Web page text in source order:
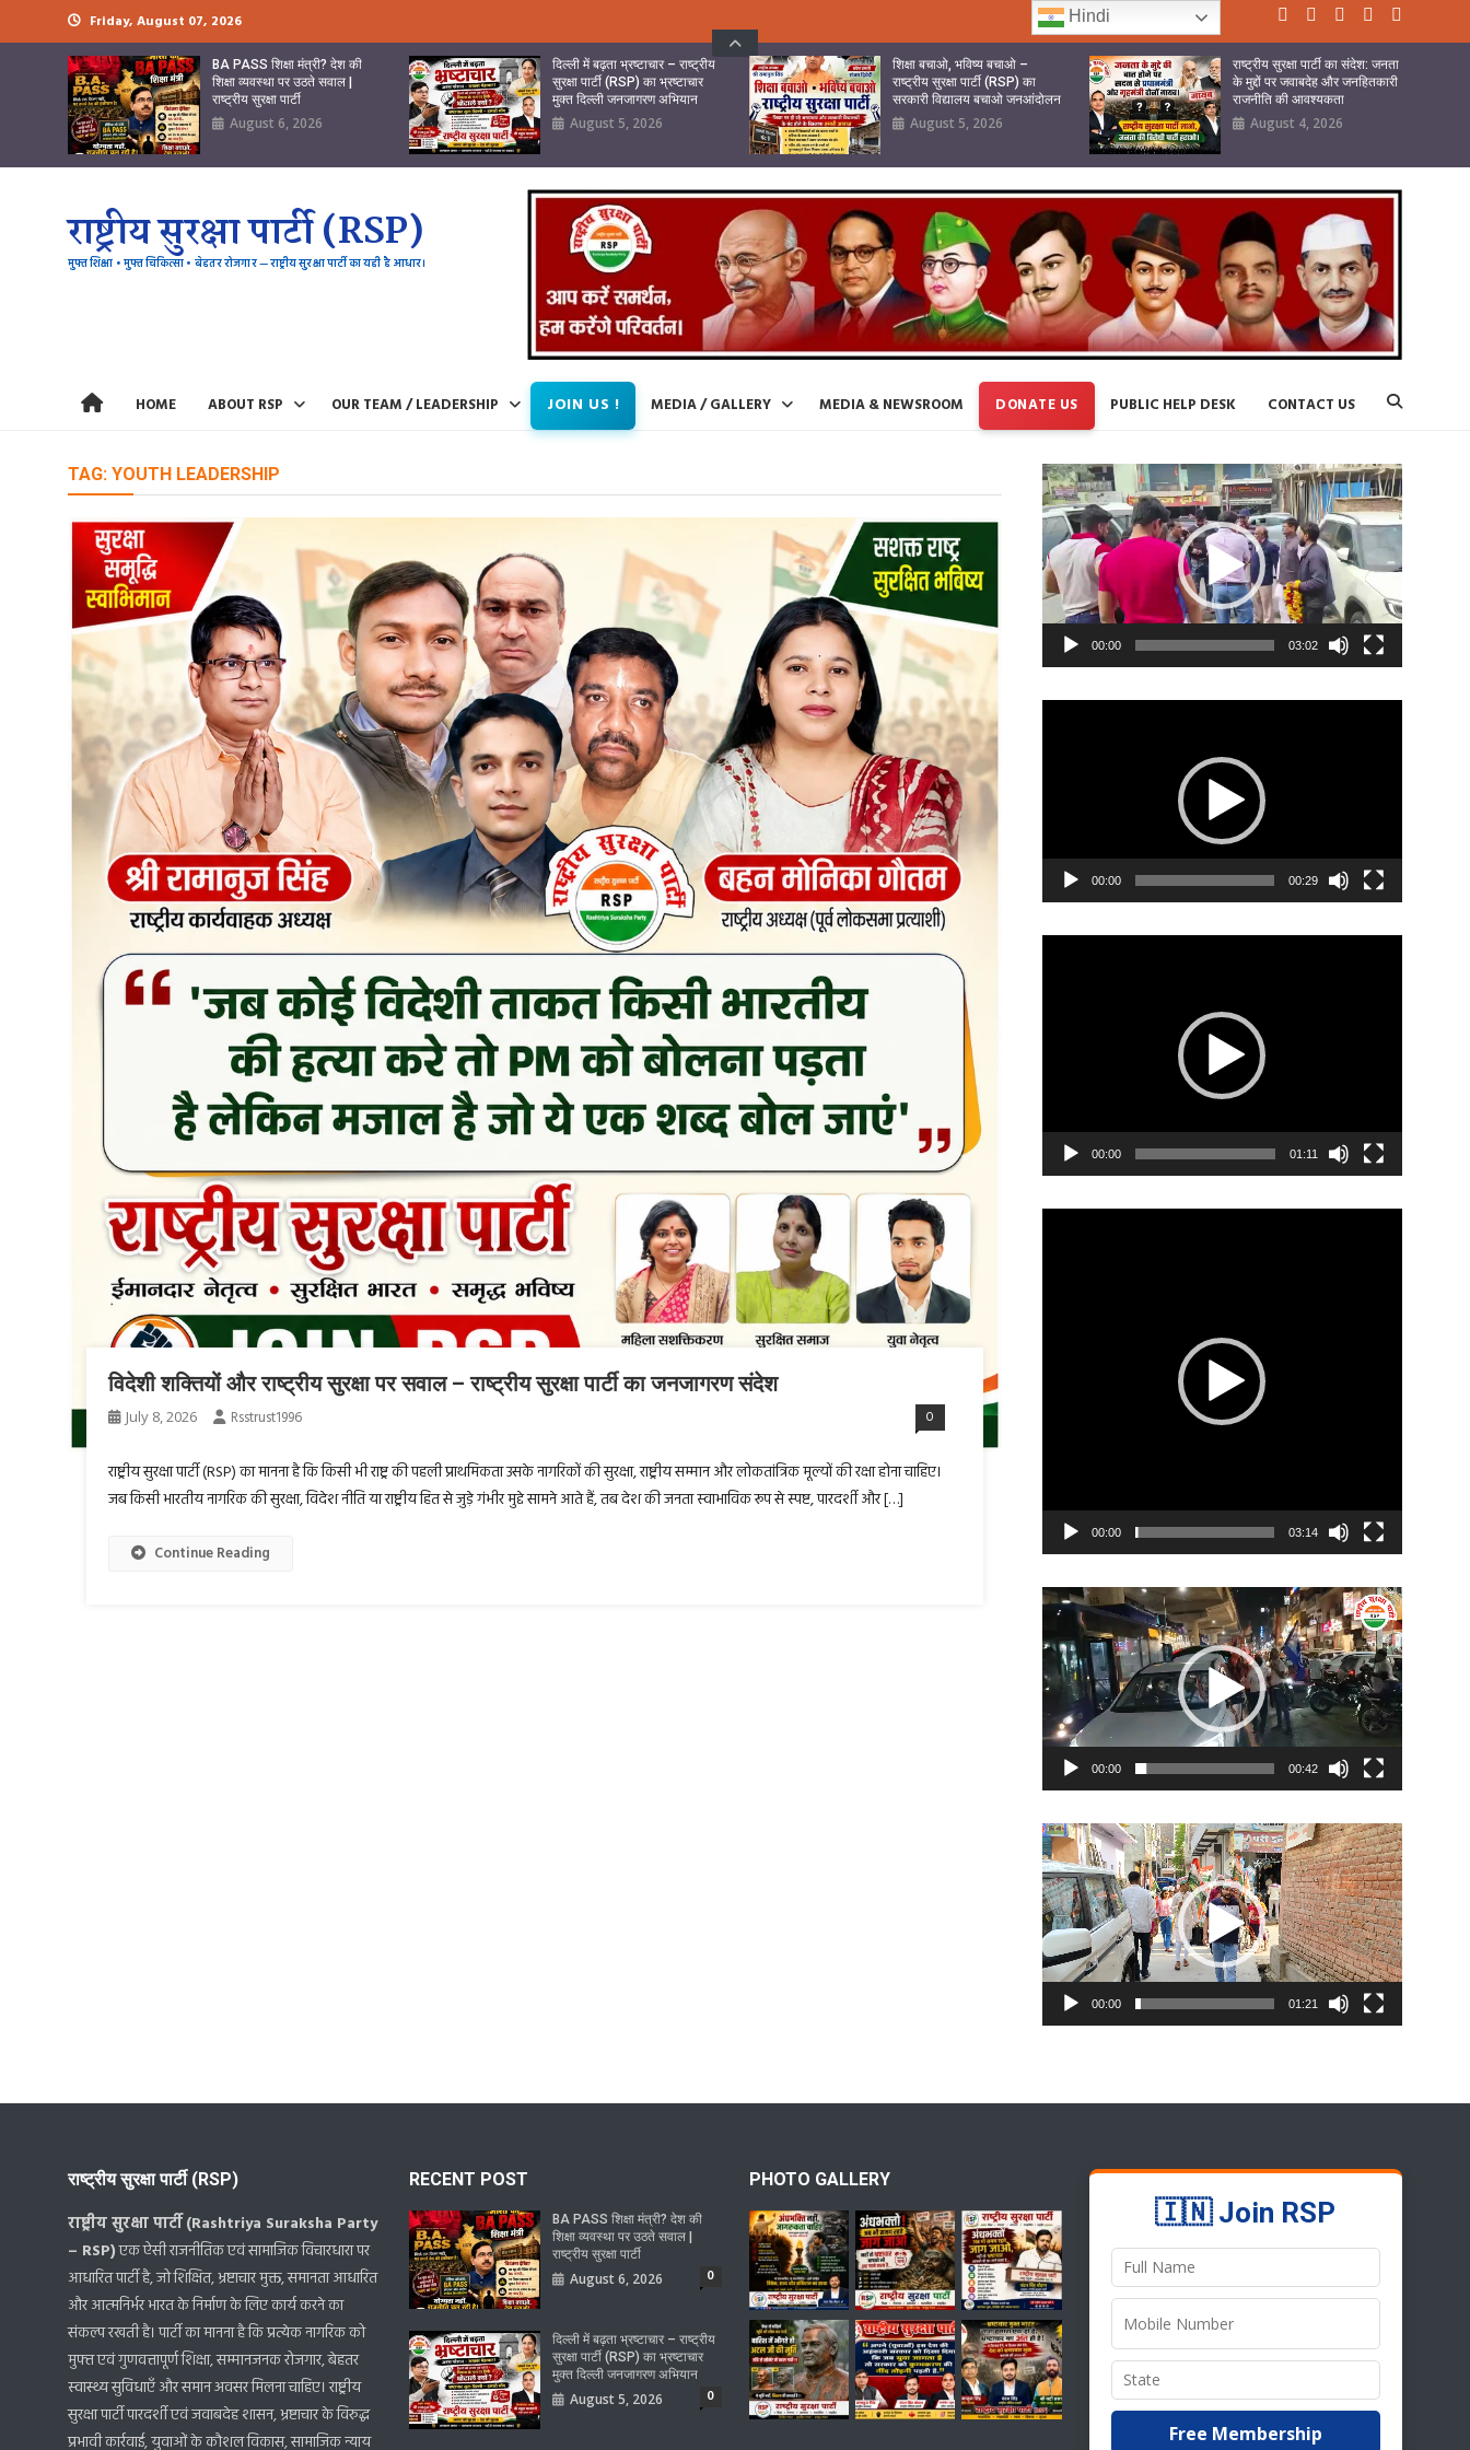
to
Friday, August 07, 2026
BA PASS शिक्षा मंत्री? देश की
शिक्षा व्यवस्था पर उठते सवाल |
राष्ट्रीय सुरक्षा पार्टी
August 6, 2026
दिल्ली में बढ़ता भ्रष्टाचार – राष्ट्रीय
सुरक्षा पार्टी (RSP) का भ्रष्टाचार
मुक्त दिल्ली जनजागरण अभियान
August 5, 2026
शिक्षा बचाओ, भविष्य बचाओ –
राष्ट्रीय सुरक्षा पार्टी (RSP) का
सरकारी विद्यालय बचाओ जनआंदोलन
August 5, 2026
राष्ट्रीय सुरक्षा पार्टी का संदेश: जनता
के मुद्दों पर जवाबदेह और जनहितकारी
राजनीति की आवश्यकता
August 4, 2026
राष्ट्रीय सुरक्षा पार्टी (RSP)
मुफ्त शिक्षा • मुफ्त चिकित्सा • बेहतर रोजगार — राष्ट्रीय सुरक्षा पार्टी का यही है आधार।
HOME ABOUT RSP OUR TEAM / LEADERSHIP JOIN US ! MEDIA / GALLERY MEDIA & NEWSROOM DONATE US PUBLIC HELP DESK CONTACT US
TAG: YOUTH LEADERSHIP
विदेशी शक्तियों और राष्ट्रीय सुरक्षा पर सवाल – राष्ट्रीय सुरक्षा पार्टी का जनजागरण संदेश
July 8, 2026 Rsstrust1996 0
राष्ट्रीय सुरक्षा पार्टी (RSP) का मानना है कि किसी भी राष्ट्र की पहली प्राथमिकता उसके नागरिकों की सुरक्षा, राष्ट्रीय सम्मान और लोकतांत्रिक मूल्यों की रक्षा होना चाहिए।
जब किसी भारतीय नागरिक की सुरक्षा, विदेश नीति या राष्ट्रीय हित से जुड़े गंभीर मुद्दे सामने आते हैं, तब देश की जनता स्वाभाविक रूप से स्पष्ट, पारदर्शी और […]
Continue Reading
Video
Player
00:00 03:02
00:00 00:29
00:00 01:11
00:00 03:14
Video
Player
00:00 00:42
Video
Player
00:00 01:21
राष्ट्रीय सुरक्षा पार्टी (RSP)
राष्ट्रीय सुरक्षा पार्टी (Rashtriya Suraksha Party
– RSP)एक ऐसी राजनीतिक एवं सामाजिक विचारधारा पर
आधारित पार्टी है, जो शिक्षित, भ्रष्टाचार मुक्त, समानता आधारित
और आत्मनिर्भर भारत के निर्माण के लिए कार्य करने का
संकल्प रखती है। पार्टी का मानना है कि प्रत्येक नागरिक को
मुफ्त एवं गुणवत्तापूर्ण शिक्षा, सम्मानजनक रोजगार, बेहतर
स्वास्थ्य सुविधाएँ और समान अवसर मिलना चाहिए। राष्ट्रीय
सुरक्षा पार्टी पारदर्शी एवं जवाबदेह शासन, भ्रष्टाचार के विरुद्ध
प्रभावी कार्रवाई, युवाओं के कौशल विकास, सामाजिक न्याय
RECENT POST
BA PASS शिक्षा मंत्री? देश की
शिक्षा व्यवस्था पर उठते सवाल |
राष्ट्रीय सुरक्षा पार्टी
August 6, 2026 0
दिल्ली में बढ़ता भ्रष्टाचार – राष्ट्रीय
सुरक्षा पार्टी (RSP) का भ्रष्टाचार
मुक्त दिल्ली जनजागरण अभियान
August 5, 2026 0
PHOTO GALLERY
🇮🇳 Join RSP
Free Membership
Hindi